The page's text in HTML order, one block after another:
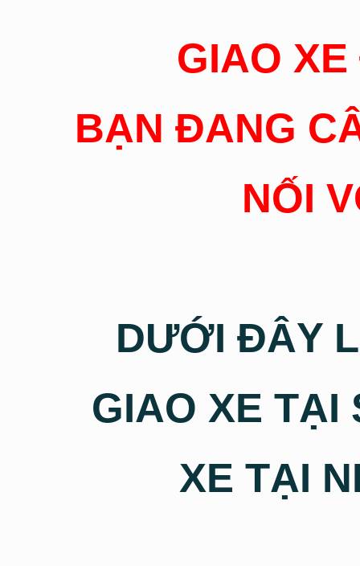
GIAO
BẠN ĐANG
NỐI
DƯỚI ĐÂY
GIAO XE TẠI
XE TẠI